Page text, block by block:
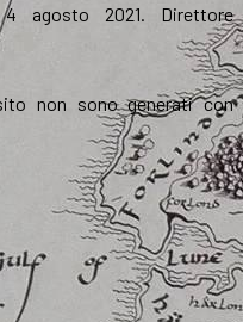
agosto 2021. Direttore
non sono generati con